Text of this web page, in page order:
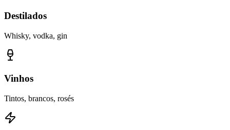
Destilados
Whisky, vodka, gin
Vinhos
Tintos, brancos, rosés